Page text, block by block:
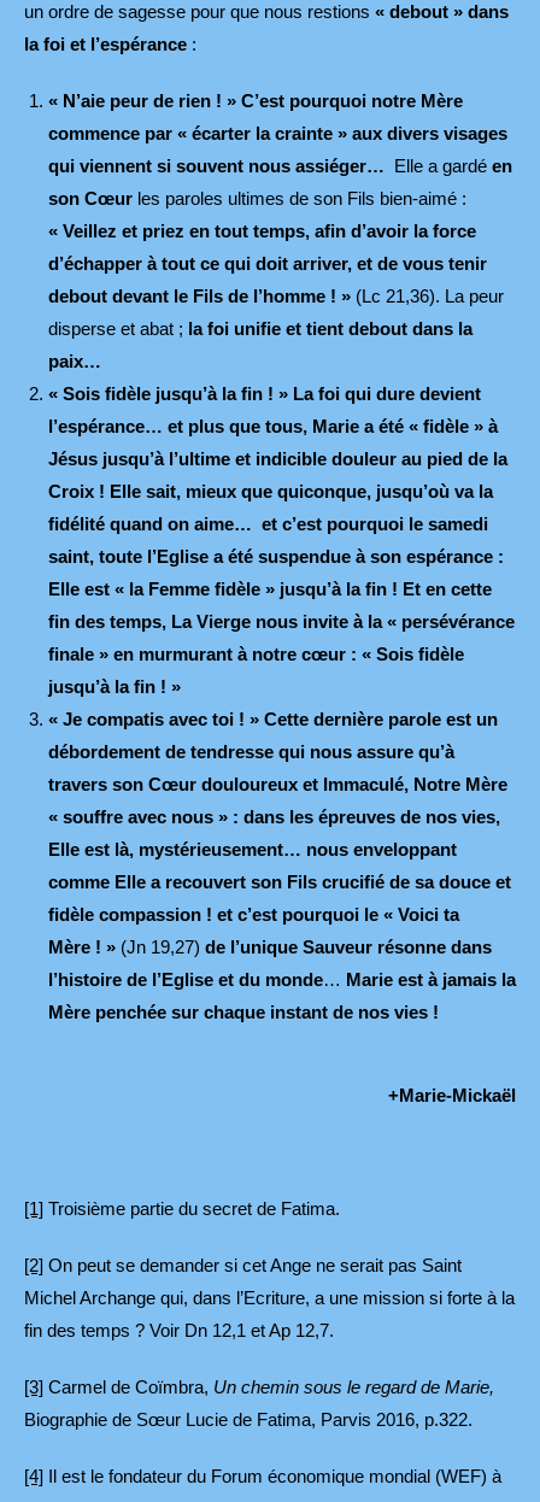
un ordre de sagesse pour que nous restions « debout » dans
la foi et l’espérance :
« N’aie peur de rien ! » C’est pourquoi notre Mère
commence par « écarter la crainte » aux divers visages
qui viennent si souvent nous assiéger…
Elle a gardé en
son Cœur les paroles ultimes de son Fils bien-aimé :
« Veillez et priez en tout temps, afin d’avoir la force
d’échapper à tout ce qui doit arriver, et de vous tenir
debout devant le Fils de l’homme ! » (Lc 21,36). La peur
disperse et abat ; la foi unifie et tient debout dans la
paix…
« Sois fidèle jusqu’à la fin ! » La foi qui dure devient
l’espérance… et plus que tous, Marie a été « fidèle » à
Jésus jusqu’à l’ultime et indicible douleur au pied de la
Croix ! Elle sait, mieux que quiconque, jusqu’où va la
fidélité quand on aime… et c’est pourquoi le samedi
saint, toute l’Eglise a été suspendue à son espérance :
Elle est « la Femme fidèle » jusqu’à la fin ! Et en cette
fin des temps, La Vierge nous invite à la « persévérance
finale » en murmurant à notre cœur : « Sois fidèle
jusqu’à la fin ! »
« Je compatis avec toi ! » Cette dernière parole est un
débordement de tendresse qui nous assure qu’à
travers son Cœur douloureux et Immaculé, Notre Mère
« souffre avec nous » : dans les épreuves de nos vies,
Elle est là, mystérieusement… nous enveloppant
comme Elle a recouvert son Fils crucifié de sa douce et
fidèle compassion ! et c’est pourquoi le « Voici ta
Mère ! » (Jn 19,27) de l’unique Sauveur résonne dans
l’histoire de l’Eglise et du monde… Marie est à jamais la
Mère penchée sur chaque instant de nos vies !
+Marie-Mickaël
[1] Troisième partie du secret de Fatima.
[2] On peut se demander si cet Ange ne serait pas Saint
Michel Archange qui, dans l’Ecriture, a une mission si forte à la
fin des temps ? Voir Dn 12,1 et Ap 12,7.
[3] Carmel de Coïmbra, Un chemin sous le regard de Marie,
Biographie de Sœur Lucie de Fatima, Parvis 2016, p.322.
[4]
Il est le fondateur du Forum économique mondial (WEF) à